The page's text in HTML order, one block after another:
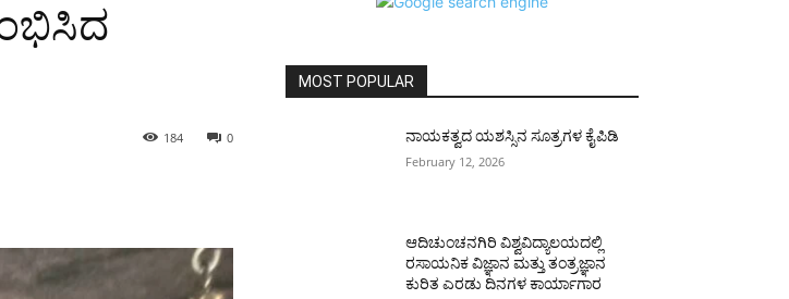
0
184
MOST POPULAR
ನಾಯಕತ್ವದ ಯಶಸ್ಸಿನ ಸೂತ್ರಗಳ ಕೈಪಿಡಿ
February 12, 2026
ಆದಿಚುಂಚನಗಿರಿ ವಿಶ್ವವಿದ್ಯಾಲಯದಲ್ಲಿ
ರಸಾಯನಿಕ ವಿಜ್ಞಾನ ಮತ್ತು ತಂತ್ರಜ್ಞಾನ
ಕುರಿತ ಎರಡು ದಿನಗಳ ಕಾರ್ಯಾಗಾರ